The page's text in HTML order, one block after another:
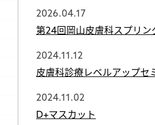
2026.04.17
第24回岡山皮膚科スプリン
2024.11.12
皮膚科診療レベルアップセ
2024.11.02
D+マスカット